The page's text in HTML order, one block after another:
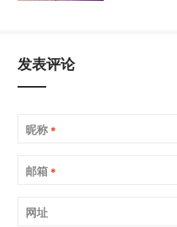
发表评论
昵称 *
邮箱 *
网址